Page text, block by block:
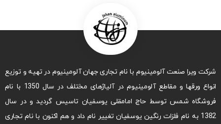
شرکت ویرا صنعت آلومینیوم با نام تجاری جهان آلومینیوم در تهیه و توزیع
انواع ورقها و مقاطع آلومینیوم در آلیاژهای مختلف در سال 1350 با نام
فروشگاه شمس توسط حاج امامقلی یوسفیان تاسیس گردید و در سال
1382 به نام فلزات رنگین یوسفیان تغییر نام داد و هم اکنون با نام تجاری